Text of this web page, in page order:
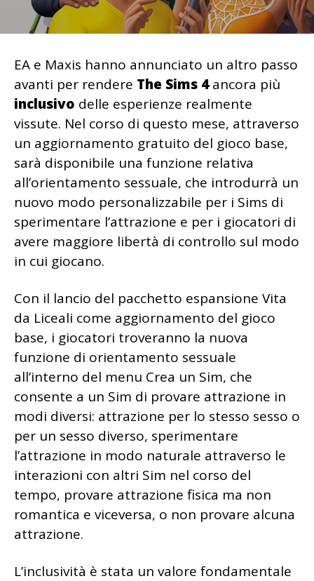
EA e Maxis hanno annunciato un altro passo
avanti per rendere The Sims 4ancora più
inclusivo delle esperienze realmente
vissute. Nel corso di questo mese, attraverso
un aggiornamento gratuito del gioco base,
sarà disponibile una funzione relativa
all’orientamento sessuale, che introdurrà un
nuovo modo personalizzabile per i Sims di
sperimentare l’attrazione e per i giocatori di
avere maggiore libertà di controllo sul modo
in cui giocano.
Con il lancio del pacchetto espansione Vita
da Liceali come aggiornamento del gioco
base, i giocatori troveranno la nuova
funzione di orientamento sessuale
all’interno del menu Crea un Sim, che
consente a un Sim di provare attrazione in
modi diversi: attrazione per lo stesso sesso o
per un sesso diverso, sperimentare
l’attrazione in modo naturale attraverso le
interazioni con altri Sim nel corso del
tempo, provare attrazione fisica ma non
romantica e viceversa, o non provare alcuna
attrazione.
L’inclusività è stata un valore fondamentale